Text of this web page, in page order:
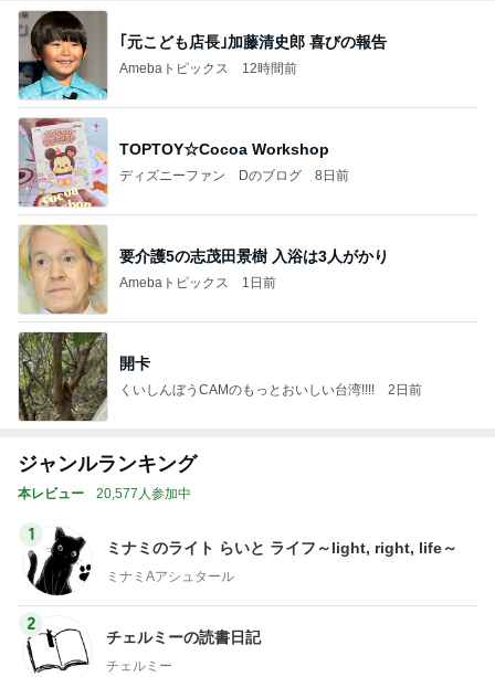
｢元こども店長｣加藤清史郎 喜びの報告
Amebaトピックス 12時間前
TOPTOY☆Cocoa Workshop
ディズニーファン Dのブログ 8日前
要介護5の志茂田景樹 入浴は3人がかり
Amebaトピックス 1日前
開卡
くいしんぼうCAMのもっとおいしい台湾!!!! 2日前
ジャンルランキング
本レビュー 20,577人参加中
1
ミナミのライト らいと ライフ～light, right, life～
ミナミAアシュタール
2
チェルミーの読書日記
チェルミー